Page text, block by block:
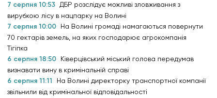
7 серпня 10:53 ДБР розслідує можливі зловживання з
вирубкою лісу в нацпарку на Волині
7 серпня 10:00
На Волині громаді намагаються повернути
70 гектарів земель, на яких господарює агрокомпанія
Тігіпка
6 серпня 18:50
Ківерцівський міський голова передумав
визнавати вину в кримінальній справі
6 серпня 11:11
На Волині директорку транспортної компанії
звільнили від кримінальної відповідальності